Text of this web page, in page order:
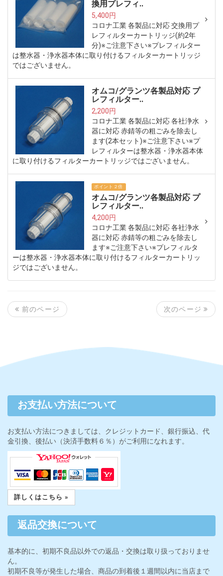
換用プレフィ..
5,400円
コロナ工業 各製品に対応 交換用プ
レフィルターカートリッジ(約2年
分)※ご注意下さい※プレフィルター
は整水器・浄水器本体に取り付けるフィルターカートリッジ
ではございません。
オムコ/グランツ各製品対応 プ
レフィルター..
2,200円
コロナ工業 各製品に対応 各社浄水
器に対応 赤錆等の粗ごみを除去し
ます(2本セット)※ご注意下さい※プ
レフィルターは整水器・浄水器本体
に取り付けるフィルターカートリッジではございません。
ポイント２倍
オムコ/グランツ各製品対応 プ
レフィルター..
4,200円
コロナ工業 各製品に対応 各社浄水
器に対応 赤錆等の粗ごみを除去し
ます※ご注意下さい※プレフィルタ
ーは整水器・浄水器本体に取り付けるフィルターカートリッ
ジではございません。
前のページ 次のページ
お支払い方法について
お支払い方法につきましては、クレジットカード、銀行振込、代
金引換、後払い（決済手数料６％）がご利用になれます。
詳しくはこちら »
返品交換について
基本的に、初期不良品以外での返品・交換は取り扱っておりませ
ん。
初期不良等が発生した場合、商品の到着後１週間以内に当店まで